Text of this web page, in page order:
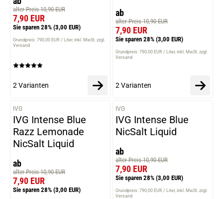
alter Preis 10,90 EUR
7,90 EUR
Sie sparen 28% (3,00 EUR)
Grundpreis: 790,00 EUR / Liter inkl. MwSt. zzgl.
Versand
2 Varianten
ab
alter Preis 10,90 EUR
7,90 EUR
Sie sparen 28% (3,00 EUR)
Grundpreis: 790,00 EUR / Liter inkl. MwSt. zzgl.
Versand
2 Varianten
IVG
IVG Intense Blue
Razz Lemonade
NicSalt Liquid
ab
alter Preis 10,90 EUR
7,90 EUR
Sie sparen 28% (3,00 EUR)
IVG
IVG Intense Blue
NicSalt Liquid
ab
alter Preis 10,90 EUR
7,90 EUR
Sie sparen 28% (3,00 EUR)
Grundpreis: 790,00 EUR / Liter inkl. MwSt. zzgl.
Versand